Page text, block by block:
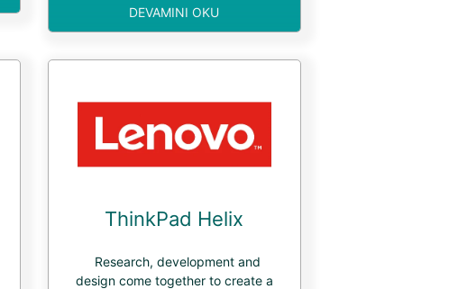
DEVAMINI OKU
ThinkPad Helix
Research, development and
design come together to create a